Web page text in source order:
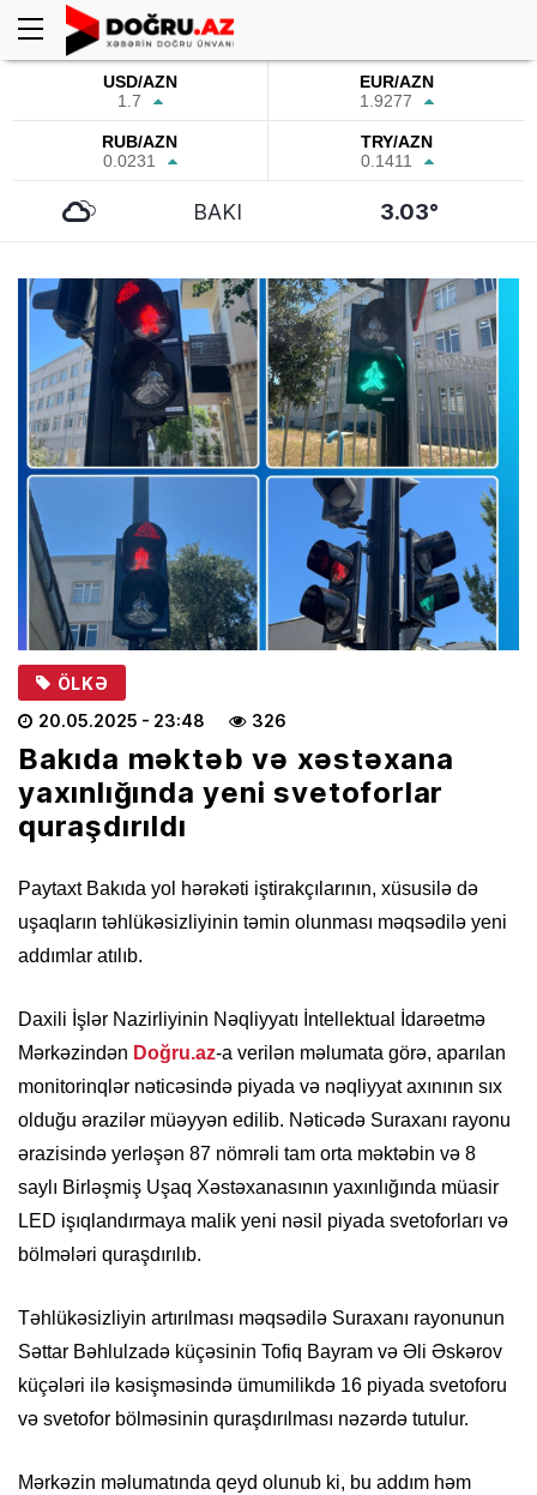
USD/AZN
1.7
EUR/AZN
1.9277
RUB/AZN
0.0231
TRY/AZN
0.1411
BAKI 3.03°
ÖLKƏ
20.05.2025 - 23:48 326
Bakıda məktəb və xəstəxana
yaxınlığında yeni svetoforlar
quraşdırıldı
Paytaxt Bakıda yol hərəkəti iştirakçılarının, xüsusilə də
uşaqların təhlükəsizliyinin təmin olunması məqsədilə yeni
addımlar atılıb.
Daxili İşlər Nazirliyinin Nəqliyyatı İntellektual İdarəetmə
Mərkəzindən Doğru.az-a verilən məlumata görə, aparılan
monitorinqlər nəticəsində piyada və nəqliyyat axınının sıx
olduğu ərazilər müəyyən edilib. Nəticədə Suraxanı rayonu
ərazisində yerləşən 87 nömrəli tam orta məktəbin və 8
saylı Birləşmiş Uşaq Xəstəxanasının yaxınlığında müasir
LED işıqlandırmaya malik yeni nəsil piyada svetoforları və
bölmələri quraşdırılıb.
Təhlükəsizliyin artırılması məqsədilə Suraxanı rayonunun
Səttar Bəhlulzadə küçəsinin Tofiq Bayram və Əli Əskərov
küçələri ilə kəsişməsində ümumilikdə 16 piyada svetoforu
və svetofor bölməsinin quraşdırılması nəzərdə tutulur.
Mərkəzin məlumatında qeyd olunub ki, bu addım həm